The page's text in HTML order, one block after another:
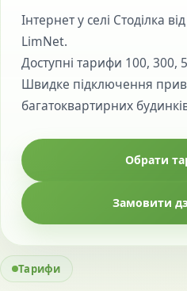
Інтернет у селі Стоділка
LimNet.
Доступні тарифи 100, 300,
Швидке підключення
багатоквартирних
Обрати
Замовити
Тарифи